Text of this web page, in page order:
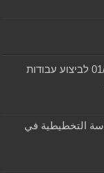
מכרז פומבי משותף מס’ 01/2026 לביצוע עבודות
التخطيطية في